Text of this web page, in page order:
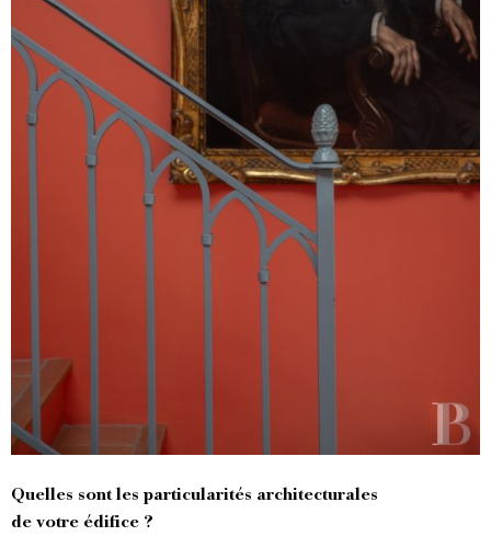
Quelles sont les particularités architecturales
de votre édifice ?